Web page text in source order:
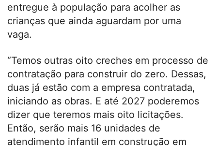
entregue à população para acolher as
crianças que ainda aguardam por uma
vaga.
“Temos outras oito creches em processo de
contratação para construir do zero. Dessas,
duas já estão com a empresa contratada,
iniciando as obras. E até 2027 poderemos
dizer que teremos mais oito licitações.
Então, serão mais 16 unidades de
atendimento infantil em construção em